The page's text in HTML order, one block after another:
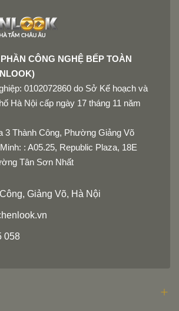
CÔNG NGHỆ BẾP TOÀN
0102072860 do Sở Kế hoạch và
Hà Nội cấp ngày 17 tháng 11 năm
3 Thành Công, Phường Giảng Võ
: A05.25, Republic Plaza, 18E
Tân Sơn Nhất
Giảng Võ, Hà Nội
058